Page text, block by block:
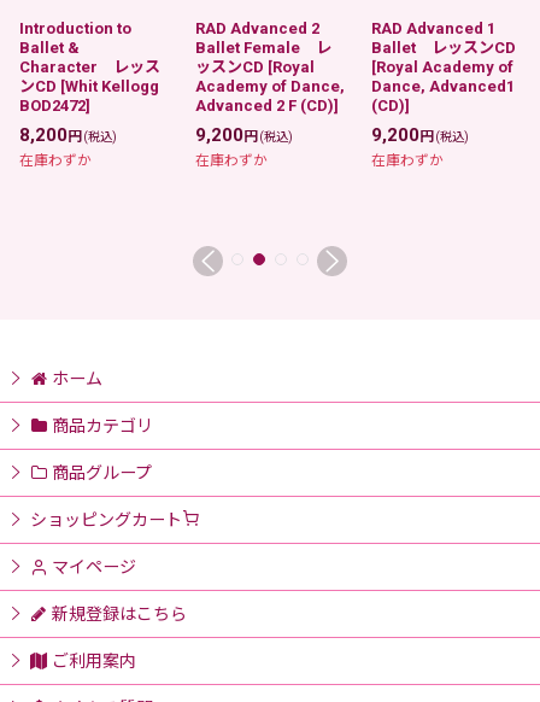
Introduction to
Ballet &
Character レッス
ンCD [Whit Kellogg
BOD2472]
8,200円(税込)
在庫わずか
RAD Advanced 2
Ballet Female レ
ッスンCD [Royal
Academy of Dance,
Advanced 2 F (CD)]
9,200円(税込)
在庫わずか
RAD Advanced 1
Ballet レッスンCD
[Royal Academy of
Dance, Advanced1
(CD)]
9,200円(税込)
在庫わずか
ホーム
商品カテゴリ
商品グループ
ショッピングカート
マイページ
新規登録はこちら
ご利用案内